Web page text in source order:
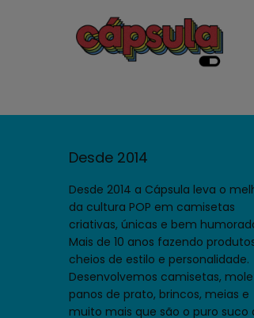
Desde 2014
Desde 2014 a Cápsula leva o
da cultura POP em camisetas
criativas, únicas e bem
Mais de 10 anos fazendo
cheios de estilo e personalidade.
Desenvolvemos camisetas,
panos de prato, brincos, meias e
muito mais que são o puro suco